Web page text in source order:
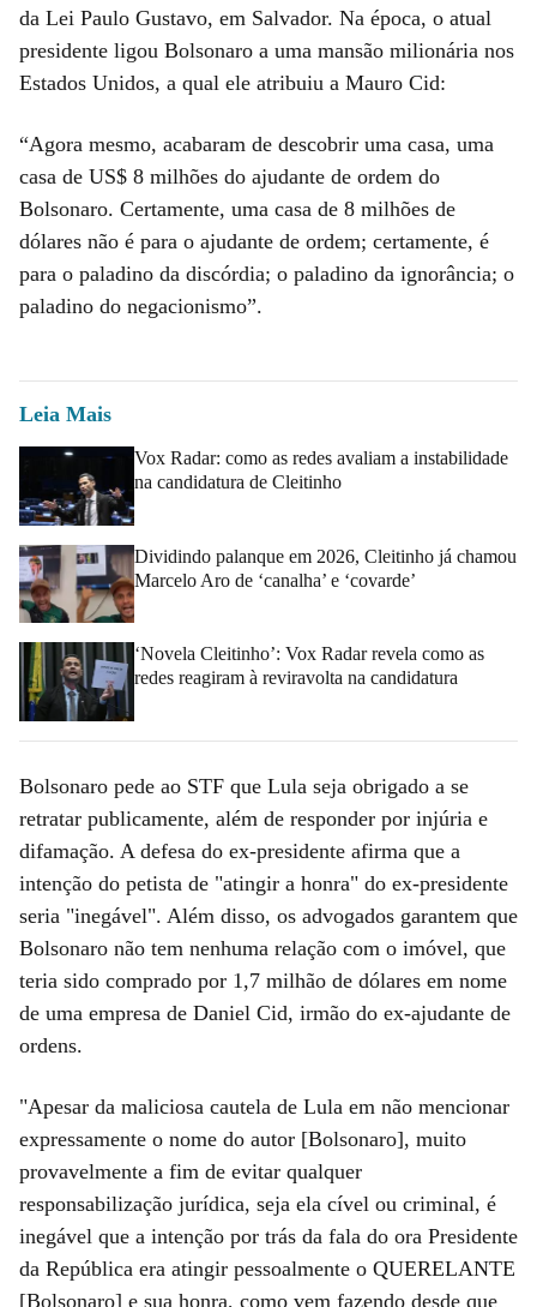
da Lei Paulo Gustavo, em Salvador. Na época, o atual
presidente ligou Bolsonaro a uma mansão milionária nos
Estados Unidos, a qual ele atribuiu a Mauro Cid:
“Agora mesmo, acabaram de descobrir uma casa, uma
casa de US$ 8 milhões do ajudante de ordem do
Bolsonaro. Certamente, uma casa de 8 milhões de
dólares não é para o ajudante de ordem; certamente, é
para o paladino da discórdia; o paladino da ignorância; o
paladino do negacionismo”.
Leia Mais
Vox Radar: como as redes avaliam a instabilidade
na candidatura de Cleitinho
Dividindo palanque em 2026, Cleitinho já chamou
Marcelo Aro de ‘canalha’ e ‘covarde’
‘Novela Cleitinho’: Vox Radar revela como as
redes reagiram à reviravolta na candidatura
Bolsonaro pede ao STF que Lula seja obrigado a se
retratar publicamente, além de responder por injúria e
difamação. A defesa do ex-presidente afirma que a
intenção do petista de "atingir a honra" do ex-presidente
seria "inegável". Além disso, os advogados garantem que
Bolsonaro não tem nenhuma relação com o imóvel, que
teria sido comprado por 1,7 milhão de dólares em nome
de uma empresa de Daniel Cid, irmão do ex-ajudante de
ordens.
"Apesar da maliciosa cautela de Lula em não mencionar
expressamente o nome do autor [Bolsonaro], muito
provavelmente a fim de evitar qualquer
responsabilização jurídica, seja ela cível ou criminal, é
inegável que a intenção por trás da fala do ora Presidente
da República era atingir pessoalmente o QUERELANTE
[Bolsonaro] e sua honra, como vem fazendo desde que